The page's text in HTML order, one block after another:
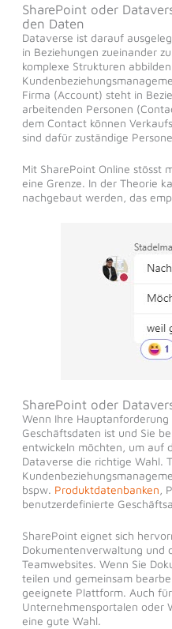
SharePoint oder
den Daten
Dataverse ist darauf
in Beziehungen zueinander
komplexe Strukturen
Firma (Account) steht in
arbeitenden Personen
dem Contact können
sind dafür zuständige
Mit SharePoint Online stösst
eine Grenze. In der Theorie
nachgebaut werden, das
SharePoint oder
Wenn Ihre
Geschäftsdaten ist und Sie
entwickeln möchten, um auf
Dataverse die richtige Wahl.
bspw. Produktdatenbanken ,
benutzerdefinierte
SharePoint eignet sich
Dokumentenverwaltung und
Teamwebsites. Wenn Sie
teilen und gemeinsam
geeignete Plattform. Auch
Unternehmensportalen oder
eine gute Wahl.